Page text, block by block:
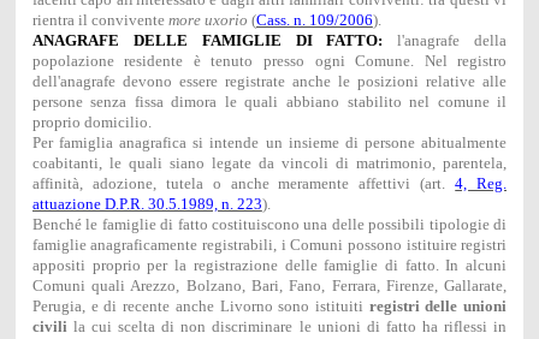
rientra il convivente more uxorio (Cass. n. 109/2006).
ANAGRAFE DELLE FAMIGLIE DI FATTO:
l'anagrafe della
popolazione residente è tenuto presso ogni Comune. Nel registro
dell'anagrafe devono essere registrate anche le posizioni relative alle
persone senza fissa dimora le quali abbiano stabilito nel comune il
proprio domicilio.
Per famiglia anagrafica si intende un insieme di persone abitualmente
coabitanti, le quali siano legate da vincoli di matrimonio, parentela,
affinità, adozione, tutela o anche meramente affettivi (art.4, Reg.
attuazione D.P.R. 30.5.1989, n. 223).
Benché le famiglie di fatto costituiscono una delle possibili tipologie di
famiglie anagraficamente registrabili, i Comuni possono istituire registri
appositi proprio per la registrazione delle famiglie di fatto. In alcuni
Comuni quali Arezzo, Bolzano, Bari, Fano, Ferrara, Firenze, Gallarate,
Perugia, e di recente anche Livorno sono istituiti registri delle unioni
civili la cui scelta di non discriminare le unioni di fatto ha riflessi in